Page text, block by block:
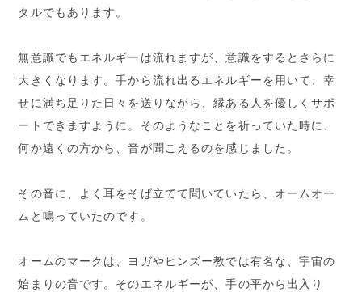
タルでもあります。
無意識でもエネルギーは流れますが、意識をするとさらに
大きくなります。手から流れ出るエネルギーを用いて、幸
せに満ち足りた日々を送りながら、縁ある人を優しくサポ
ートできますように。そのようなことを祈っていた時に、
何か遠くの方から、音が聞こえるのを感じました。
その音に、よく耳をそば立てて聞いていたら、オームオー
ムと鳴っていたのです。
オームのマークは、ヨガやヒンズー教では有名な、宇宙の
始まりの音です。そのエネルギーが、手の平から出入り